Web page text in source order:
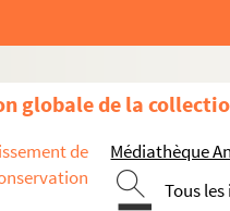
globale de la
de
Médiathèque
Tous
civils et militaires dans
d'autrefois, H. A. Gosse
de Guillaume Pellicier